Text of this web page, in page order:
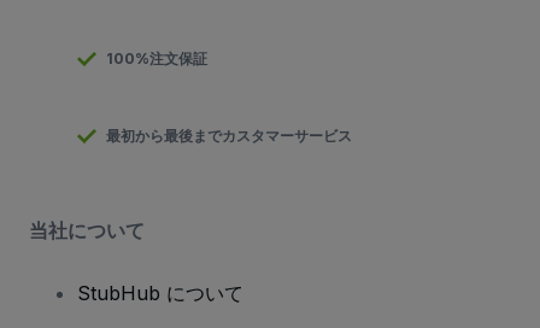
100%注文保証
最初から最後までカスタマーサービス
当社について
StubHub について